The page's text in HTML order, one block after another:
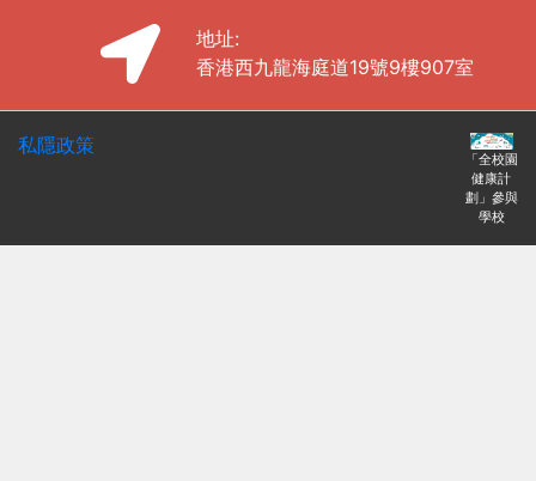
地址:
香港西九龍海庭道19號9樓907室
私隱政策
「全校園
健康計
劃」參與
學校